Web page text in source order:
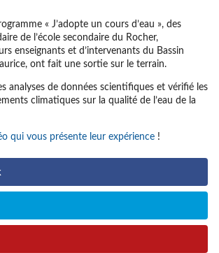
« J’adopte un cours d’eau », des
de l’école secondaire du Rocher,
enseignants et d’intervenants du Bassin
ont fait une sortie sur le terrain.
analyses de données scientifiques et vérifié les
climatiques sur la qualité de l’eau de la
qui vous présente leur expérience!